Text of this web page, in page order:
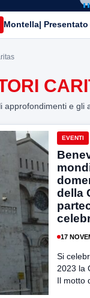
Montella|
approfondimenti e gli
EVENTI
della
17
Si
2023 la
Il motto